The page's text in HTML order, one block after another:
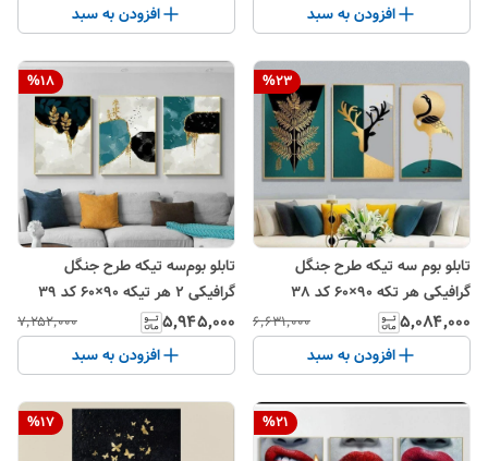
افزودن به سبد افزودن به سبد
%23
تابلو بوم سه تیکه طرح جنگل
گرافیکی هر تکه ۹۰×۶۰ کد 38
۵٬۰۸۴٬۰۰۰ ۶٬۶۳۱٬۰۰۰
افزودن به سبد
%18
تابلو بوم‌سه تیکه طرح جنگل
گرافیکی ۲ هر تیکه ۹۰×۶۰ کد ۳۹
۵٬۹۴۵٬۰۰۰ ۷٬۲۵۲٬۰۰۰
افزودن به سبد
%21
%17